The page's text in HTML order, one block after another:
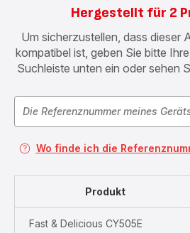
Hergestellt für 2
Um sicherzustellen, dass dieser
kompatibel ist, geben Sie bitte
Suchleiste unten ein oder sehen
Wo finde ich die
Produkt
Fast & Delicious CY505E